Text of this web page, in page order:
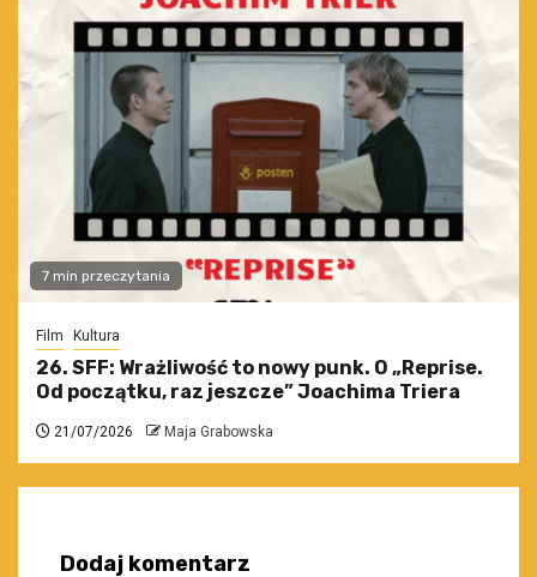
7 min przeczytania
Film Kultura
26. SFF: Wrażliwość to nowy punk. O „Reprise.
Od początku, raz jeszcze” Joachima Triera
21/07/2026 Maja Grabowska
Dodaj komentarz